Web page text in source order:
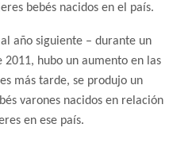
bebés nacidos en el país.
año siguiente – durante un
hubo un aumento en las
más tarde, se produjo un
varones nacidos en relación
en ese país.